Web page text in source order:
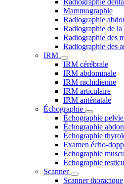
Radiographie
Mammographie
Radiographie
Radiographie de
Radiographie des
Radiographie des
IRM
IRM cérébrale
IRM abdominale
IRM rachidienne
IRM articulaire
IRM anténatale
Échographie
Échographie
Échographie
Échographie
Examen écho-
Échographie
Échographie
Scanner
Scanner thoracique